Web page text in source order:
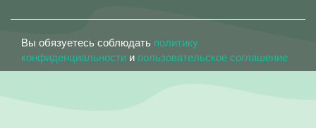
Вы обязуетесь соблюдать политику
конфиденциальности и пользовательское соглашение